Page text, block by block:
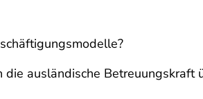
ausländische Betreuungskraft